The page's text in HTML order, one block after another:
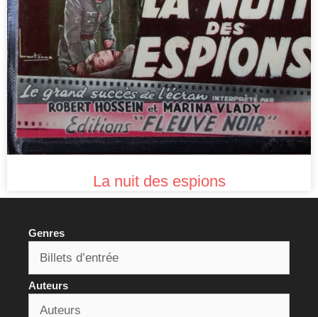
La nuit des espions
Genres
Auteurs